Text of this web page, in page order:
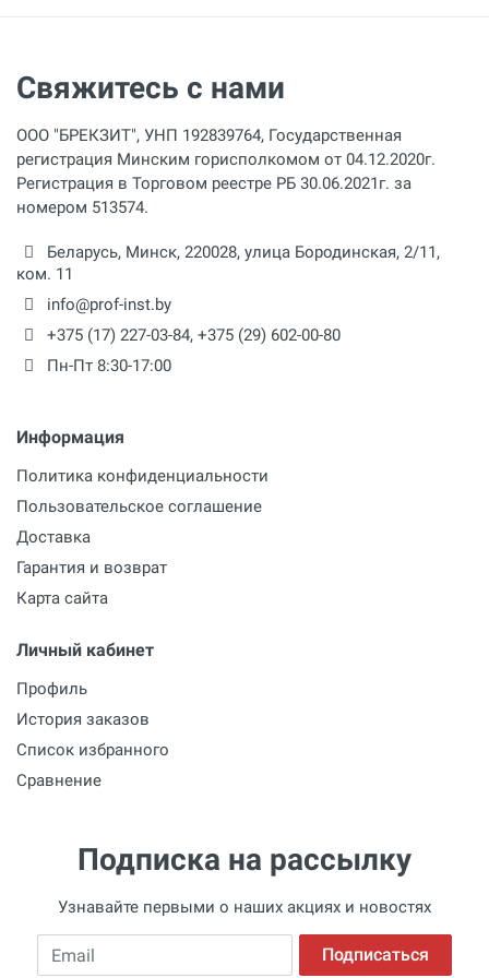
Регулировка давления
Резьбовое соединение
1/2 дюйм
1410 × 650 × 800 мм
Свяжитесь с нами
ООО "БРЕКЗИТ", УНП 192839764, Государственная
регистрация Минским горисполкомом от 04.12.2020г.
Регистрация в Торговом реестре РБ 30.06.2021г. за
номером 513574.
Беларусь, Минск, 220028, улица Бородинская, 2/11,
ком. 11
info@prof-inst.by
+375 (17) 227-03-84, +375 (29) 602-00-80
Пн-Пт 8:30-17:00
Информация
Политика конфиденциальности
Пользовательское соглашение
Доставка
Гарантия и возврат
Карта сайта
Личный кабинет
Профиль
История заказов
Список избранного
Сравнение
Подписка на рассылку
Узнавайте первыми о наших акциях и новостях
Email Подписаться